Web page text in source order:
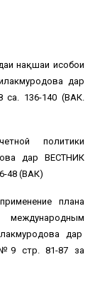
нақшаи ҳисобҳои
дар
136-140 (ВАК.
политики
дар ВЕСТНИК
48 (ВАК)
плана
международным
дар
№9 стр. 81-87 за